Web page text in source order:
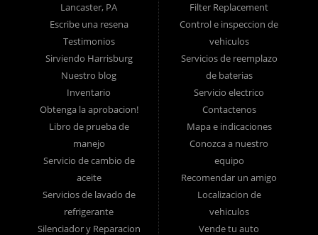
SUV usados ??y sedanes usados ??en Lancaster PA y el
condado de Lancaster. >br> En Ticket To Ride, comprendemos su
situación y podemos lograr que lo aprueben para el automóvil
usado, camión usado, camioneta usada, SUV usado o sedán
usado de sus sueños hoy! Somos el hogar del préstamo de auto
fácil! Tenemos financiamiento para automóviles fácil, pagos
iniciales bajos y planes de pago fáciles. Si necesita un préstamo
para auto en Lancaster, ha encontrado el lugar correcto, si usted
es un comprador de automóviles por primera vez en Lancaster PA,
Columbia PA, Ephrata PA, Elizabethtown PA, Lebanon PA, York
PA, Hershey PA, Coatesville PA, Reading PA, Colonial Park PA,
Progress PA, Harrisburg PA, West Chester PA o Pottstown PA con
Lancaster, PA
Escribe una resena
Testimonios
Sirviendo Harrisburg
Nuestro blog
Inventario
Obtenga la aprobacion!
Libro de prueba de
manejo
Servicio de cambio de
aceite
Servicios de lavado de
refrigerante
Silenciador y Reparacion
Filter Replacement
Control e inspeccion de
vehiculos
Servicios de reemplazo
de baterias
Servicio electrico
Contactenos
Mapa e indicaciones
Conozca a nuestro
equipo
Recomendar un amigo
Localizacion de
vehiculos
Vende tu auto